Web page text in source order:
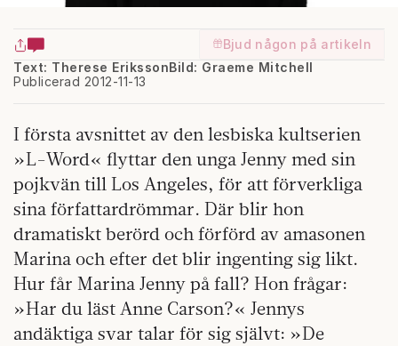
Bjud någon på artikeln
Text: Therese Eriksson
Publicerad 2012-11-13
Bild: Graeme Mitchell
I första avsnittet av den lesbiska kultserien
»L-Word« flyttar den unga Jenny med sin
pojkvän till Los Angeles, för att förverkliga
sina författardrömmar. Där blir hon
dramatiskt berörd och förförd av amasonen
Marina och efter det blir ingenting sig likt.
Hur får Marina Jenny på fall? Hon frågar:
»Har du läst Anne Carson?« Jennys
andäktiga svar talar för sig självt: »De